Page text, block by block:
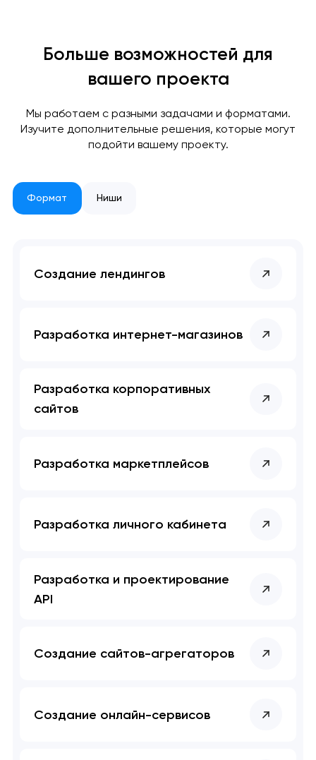
Больше возможностей для
вашего проекта
Мы работаем с разными задачами и форматами.
Изучите дополнительные решения, которые могут
подойти вашему проекту.
Формат Ниши
Создание лендингов
Разработка интернет-магазинов
Разработка корпоративных
сайтов
Разработка маркетплейсов
Разработка личного кабинета
Разработка и проектирование
API
Создание сайтов-агрегаторов
Создание онлайн-сервисов
ближайшее время,
чтобы обсудить
проект.
Закрыть